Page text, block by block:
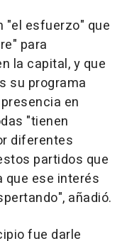
"el esfuerzo" que
para
la capital, y que
su programa
en
"tienen
diferentes
partidos que
que ese interés
añadió.
fue darle